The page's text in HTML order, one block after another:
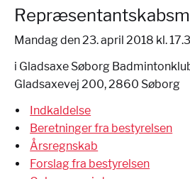
Mandag den 23. april 2018 kl.
i Gladsaxe Søborg
Gladsaxevej 200, 2860 Søborg
Indkaldelse
Beretninger fra bestyrelsen
Årsregnskab
Forslag fra bestyrelsen